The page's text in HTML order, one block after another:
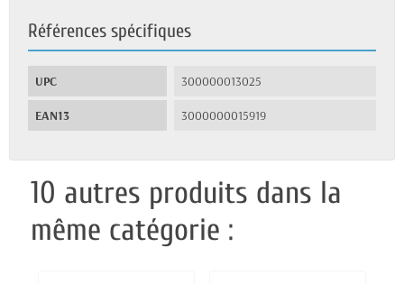
Références spécifiques
UPC 300000013025
EAN13 3000000015919
10 autres produits dans la
même catégorie :